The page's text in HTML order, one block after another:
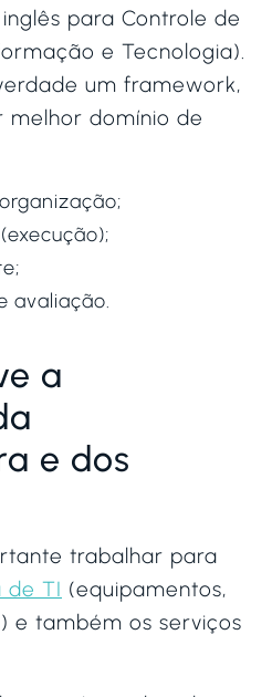
para Controle de
e Tecnologia).
um framework,
melhor domínio de
avaliação.
a
e dos
trabalhar para
de TI (equipamentos,
e também os serviços